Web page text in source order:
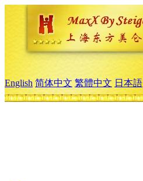
English 简体中文 繁體中文 日本語